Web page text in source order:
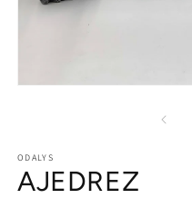
ODALYS
AJEDREZ